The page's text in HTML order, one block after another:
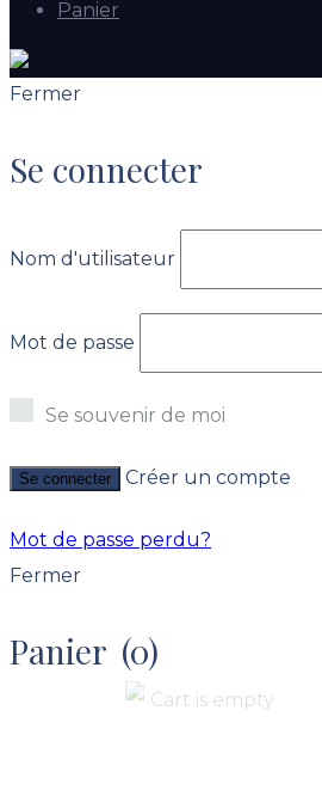
Panier
Fermer
Se connecter
Nom d'utilisateur
Mot de passe
Se souvenir de moi
Se connecter Créer un compte
Mot de passe perdu?
Fermer
Panier (0)